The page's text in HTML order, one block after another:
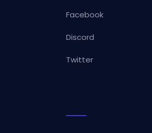
Facebook
Discord
Twitter